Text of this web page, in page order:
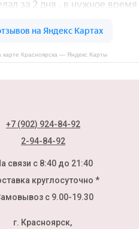
карте Красноярска — Яндекс Карты
связи с 8:40 до 21:40
круглосуточно *
с 9.00-19.30
г. Красноярск,
+7 (902) 924-84-92
2-94-84-92